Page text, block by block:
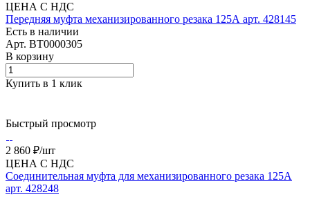
ЦЕНА С НДС
Передняя муфта механизированного резака 125А арт. 428145
Есть в наличии
Арт. BT0000305
В корзину
Купить в 1 клик
Быстрый просмотр
2 860 ₽/шт
ЦЕНА С НДС
Соединительная муфта для механизированного резака 125А
арт. 428248